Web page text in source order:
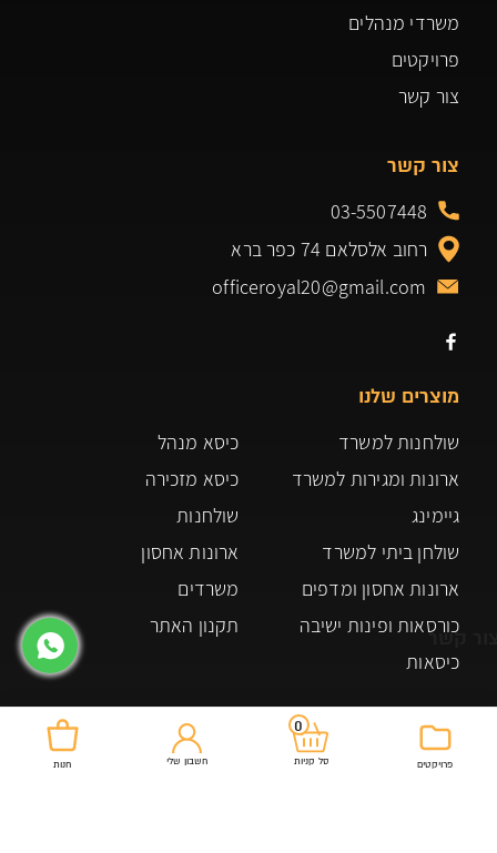
קשר
משרדי מנהלים
פרויקטים
צור קשר
מוצרים שלנו
שולחנות למשרד
ארונות ומגירות למשרד
גיימינג
שולחן ביתי למשרד
ארונות אחסון ומדפים
כורסאות ופינות ישיבה
כיסאות
כיסא מנהל
כיסא מזכירה
שולחנות
ארונות אחסון
משרדים
תקנון האתר
צור קשר
03-5507448
רחוב אלסלאם 74 כפר ברא
officeroyal20@gmail.com
פרויקטים
0
סל קניות חשבון שלי חנות